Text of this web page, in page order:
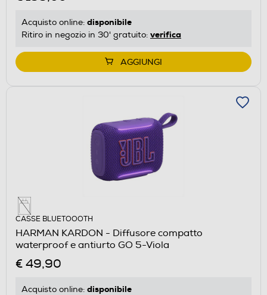
Acquisto online: disponibile
Ritiro in negozio in 30' gratuito: verifica
AGGIUNGI
CASSE BLUETOOOTH
HARMAN KARDON - Diffusore compatto
waterproof e antiurto GO 5-Viola
€ 49,90
Acquisto online: disponibile